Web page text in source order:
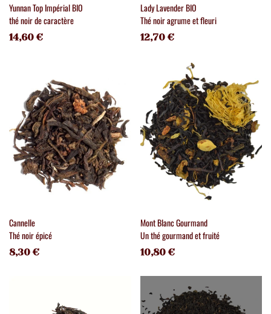
Yunnan Top Impérial BIO
thé noir de caractère
14,60 €
Lady Lavender BIO
Thé noir agrume et fleuri
12,70 €
Cannelle
Thé noir épicé
8,30 €
Mont Blanc Gourmand
Un thé gourmand et fruité
10,80 €